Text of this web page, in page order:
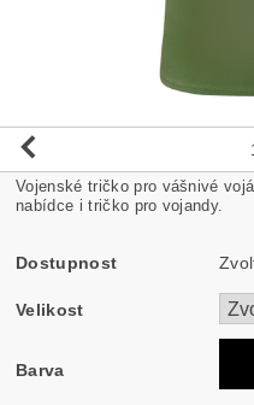
Vojenské tričko pro vášnivé
nabídce i tričko pro vojandy.
Dostupnost
Velikost
Barva